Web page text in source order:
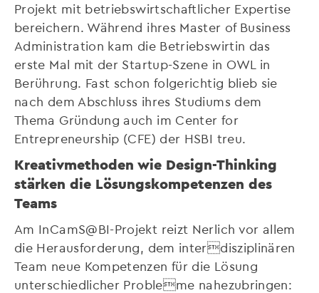
Projekt mit betriebswirtschaftlicher Expertise
bereichern. Während ihres Master of Business
Administration kam die Betriebswirtin das
erste Mal mit der Startup-Szene in OWL in
Berührung. Fast schon folgerichtig blieb sie
nach dem Abschluss ihres Studiums dem
Thema Gründung auch im Center for
Entrepreneurship (CFE) der HSBI treu.
Kreativmethoden wie Design-Thinking
stärken die Lösungskompetenzen des
Teams
Am InCamS@BI-Projekt reizt Nerlich vor allem
die Herausforderung, dem interdisziplinären
Team neue Kompetenzen für die Lösung
unterschiedlicher Probleme nahezubringen: